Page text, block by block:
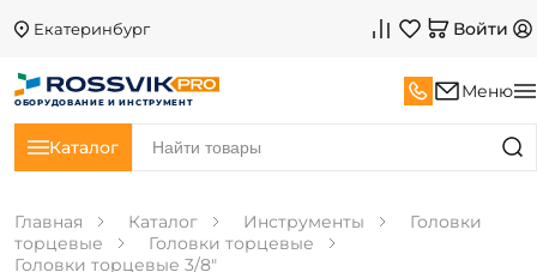
Екатеринбург Войти
ОБОРУДОВАНИЕ И ИНСТРУМЕНТ
Меню
Каталог
Главная Каталог Инструменты
Головки
торцевые
Головки торцевые
Головки торцевые 3/8"